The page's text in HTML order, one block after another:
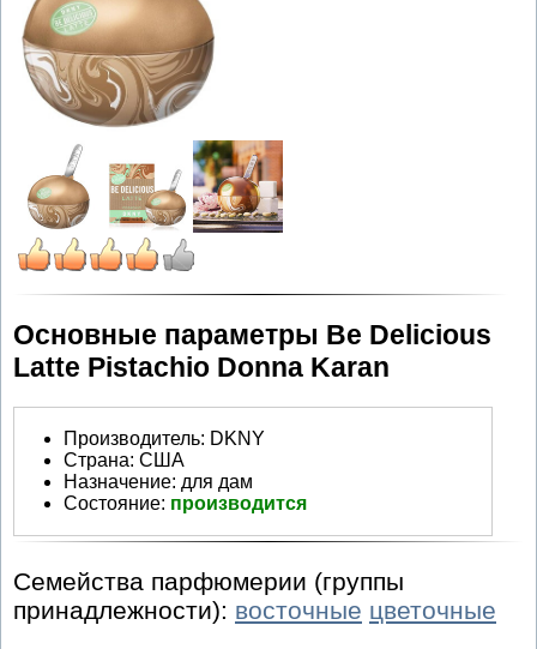
Основные параметры Be Delicious
Latte Pistachio Donna Karan
Производитель: DKNY
Страна: США
Назначение: для дам
Состояние: производится
Семейства парфюмерии (группы
принадлежности): восточные цветочные